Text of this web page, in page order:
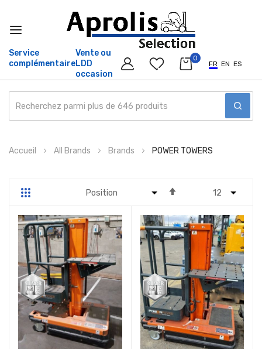
Service
complémentaire
Vente ou
LDD
occasion
0
FR EN ES
au
Accueil All Brands Brands POWER TOWERS
Grille
décroissant